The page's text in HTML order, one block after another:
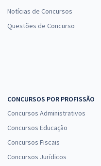
Notícias de Concursos
Questões de Concurso
CONCURSOS POR PROFISSÃO
Concursos Administrativos
Concursos Educação
Concursos Fiscais
Concursos Jurídicos